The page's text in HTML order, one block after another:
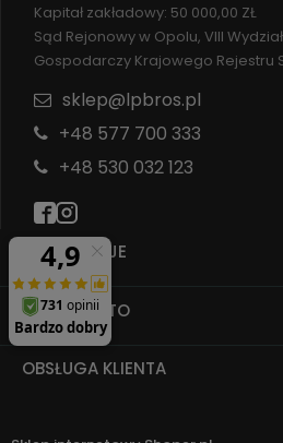
INFORMACJE
MOJE KONTO
OBSŁUGA KLIENTA
Kapitał zakładowy: 50 000,00 ZŁ
Sąd Rejonowy w Opolu, VIII Wydział
Gospodarczy Krajowego Rejestru
sklep@lpbros.pl
+48 577 700 333
+48 530 032 123